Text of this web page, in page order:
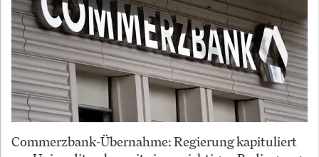
Commerzbank-Übernahme: Regierung kapituliert